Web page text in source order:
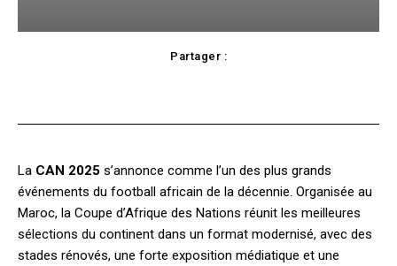
Partager :
La CAN 2025 s’annonce comme l’un des plus grands
événements du football africain de la décennie. Organisée au
Maroc, la Coupe d’Afrique des Nations réunit les meilleures
sélections du continent dans un format modernisé, avec des
stades rénovés, une forte exposition médiatique et une